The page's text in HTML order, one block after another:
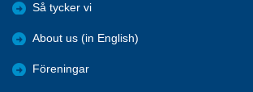
Så tycker vi
About us (in English)
Föreningar